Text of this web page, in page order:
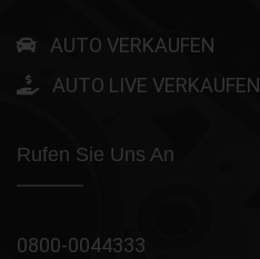
AUTO VERKAUFEN
AUTO LIVE VERKAUFEN
Rufen Sie Uns An
0800-0044333